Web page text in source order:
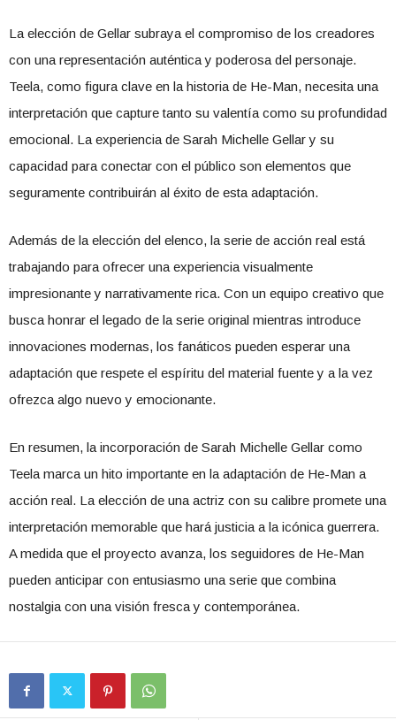
La elección de Gellar subraya el compromiso de los creadores
con una representación auténtica y poderosa del personaje.
Teela, como figura clave en la historia de He-Man, necesita una
interpretación que capture tanto su valentía como su profundidad
emocional. La experiencia de Sarah Michelle Gellar y su
capacidad para conectar con el público son elementos que
seguramente contribuirán al éxito de esta adaptación.
Además de la elección del elenco, la serie de acción real está
trabajando para ofrecer una experiencia visualmente
impresionante y narrativamente rica. Con un equipo creativo que
busca honrar el legado de la serie original mientras introduce
innovaciones modernas, los fanáticos pueden esperar una
adaptación que respete el espíritu del material fuente y a la vez
ofrezca algo nuevo y emocionante.
En resumen, la incorporación de Sarah Michelle Gellar como
Teela marca un hito importante en la adaptación de He-Man a
acción real. La elección de una actriz con su calibre promete una
interpretación memorable que hará justicia a la icónica guerrera.
A medida que el proyecto avanza, los seguidores de He-Man
pueden anticipar con entusiasmo una serie que combina
nostalgia con una visión fresca y contemporánea.